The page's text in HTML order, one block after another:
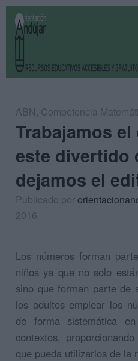
ABN, Competencia
Trabajamos
este divertido
dejamos el
Publicado por
2016
Los números forman
niños ya que no solo
sino que forman parte de
los adultos emplear los
de forma sistemática
contextos,
que pueda utilizarlos de la